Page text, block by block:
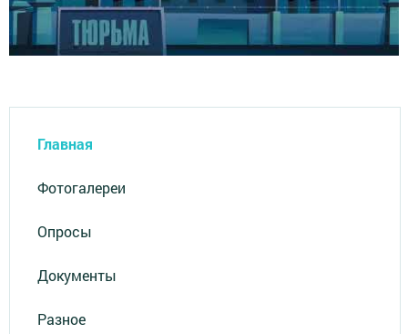
Главная
Фотогалереи
Опросы
Документы
Разное